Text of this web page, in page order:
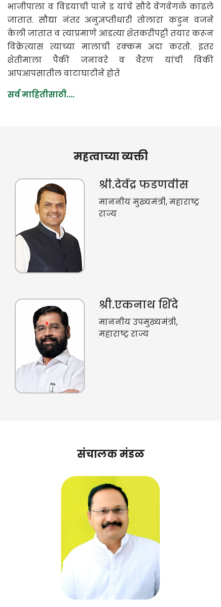
भाजीपाला व विडयाची पाने ड यांचे सौदे वेगवेगळे काढले
जातात. सौद्या नंतर अनुज्ञप्तीधारी तोलारा कडुन वजने
केली जातात व त्याप्रमाणे आडत्या शेतकरीप‌ट्टी तयार करून
विक्रेत्यास त्याच्या मालाची रक्कम अदा करतो. इतर
शेतीमाला पैकी जनावरे व वैरण यांची विकी
आपआपसातील वाटाघाटीने होते
सर्व माहितीसाठी....
महत्वाच्या व्यक्ती
संचालक मंडळ